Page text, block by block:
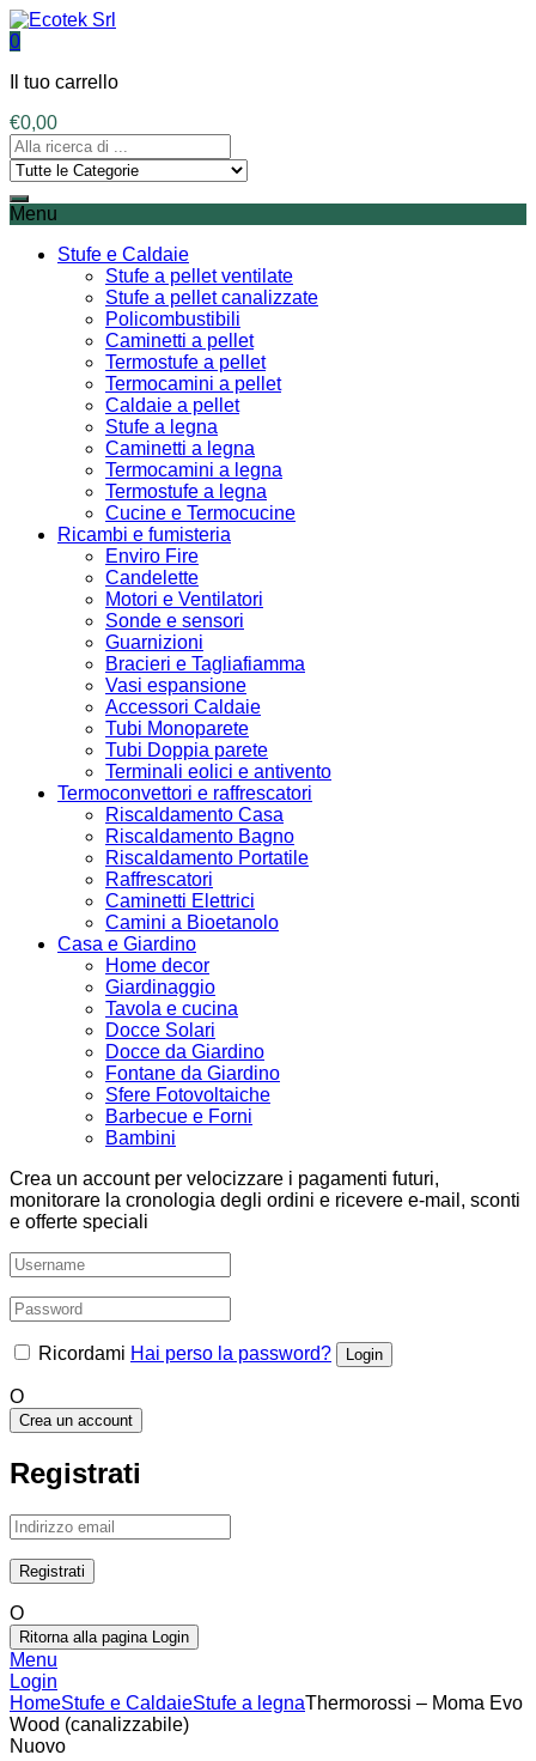
0
Il tuo carrello
€0,00
Menu
Stufe e Caldaie
Stufe a pellet ventilate
Stufe a pellet canalizzate
Policombustibili
Caminetti a pellet
Termostufe a pellet
Termocamini a pellet
Caldaie a pellet
Stufe a legna
Caminetti a legna
Termocamini a legna
Termostufe a legna
Cucine e Termocucine
Ricambi e fumisteria
Enviro Fire
Candelette
Motori e Ventilatori
Sonde e sensori
Guarnizioni
Bracieri e Tagliafiamma
Vasi espansione
Accessori Caldaie
Tubi Monoparete
Tubi Doppia parete
Terminali eolici e antivento
Termoconvettori e raffrescatori
Riscaldamento Casa
Riscaldamento Bagno
Riscaldamento Portatile
Raffrescatori
Caminetti Elettrici
Camini a Bioetanolo
Casa e Giardino
Home decor
Giardinaggio
Tavola e cucina
Docce Solari
Docce da Giardino
Fontane da Giardino
Sfere Fotovoltaiche
Barbecue e Forni
Bambini
Crea un account per velocizzare i pagamenti futuri,
monitorare la cronologia degli ordini e ricevere e-mail, sconti
e offerte speciali
Ricordami Hai perso la password?
O
Crea un account
Registrati
O
Ritorna alla pagina Login
Menu
Login
HomeStufe e CaldaieStufe a legnaThermorossi – Moma Evo
Wood (canalizzabile)
Nuovo